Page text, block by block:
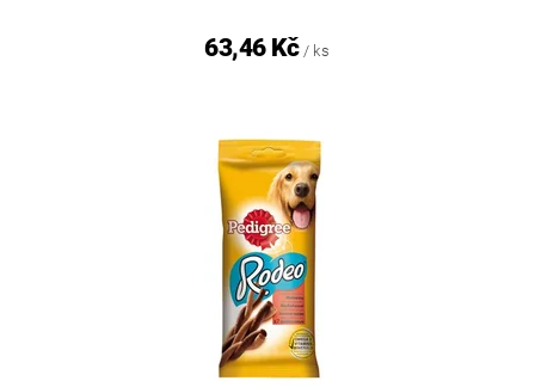
63,46 Kč / ks